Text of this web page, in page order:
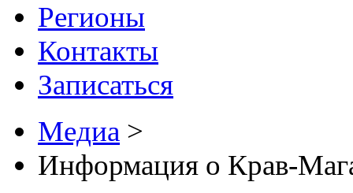
Регионы
Контакты
Записаться
Медиа >
Информация о Крав-